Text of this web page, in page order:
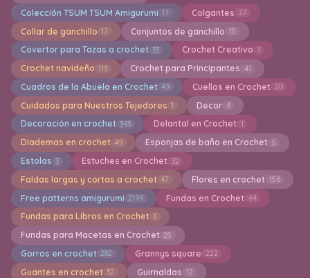
Colección TSUM TSUM Amigurumi 17 Colgantes 27
Collar de ganchillo 17 Conjuntos de ganchillo 15
Covertor para Tazas a crochet 33 Crochet Creativo 1
Crochet navideño 113 Crochet para Principantes 41
Cuadros de la Abuela en Crochet 49 Cuellos en Crochet 20
Cuidados para Nuestros Tejedores 1 Decor 4
Decoración en crochet 343 Delantal en Crochet 1
Diademas en crochet 49 Esponjas de baño en Crochet 5
Estolas 3 Estuches en Crochet 32
Faldas largas y cortas a crochet 47 Flores en crochet 156
Free patterns amigurumi 2194 Fundas en Crochet 64
Fundas para Libros en Crochet 3
Fundas para Macetas en Crochet 25
Gorros en crochet 282 Grannys square 222
Guantes en crochet 32 Guirnaldas 12